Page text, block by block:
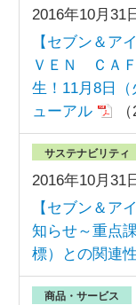
2016年10月31
【セブン＆ア
ＶＥＮ ＣＡ
生！11月8日
ューアル
2016年10月31
サステナビリティ
【セブン＆ア
知らせ～重点
標）との関連
商品・サービス